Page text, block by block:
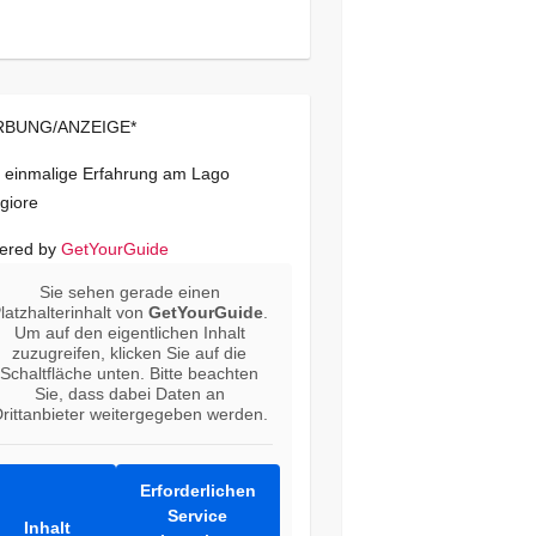
ANZEIGE*
einmalige Erfahrung am Lago
by GetYourGuide
Sie sehen gerade einen
vonGetYourGuide
Um auf den eigentlichen Inhalt
zuzugreifen, klicken Sie auf die
Schaltfläche unten. Bitte beachten
Sie, dass dabei Daten an
weitergegeben werden.
Inhalt
Erforderlichen
Service